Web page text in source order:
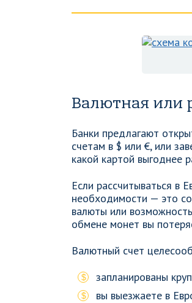
Валютная или
Банки предлагают
счетам в $ или €, или
какой картой выгоднее
Если рассчитываться в
необходимости — это
валюты или
обмене монет вы
Валютный счет
запланированы
вы выезжаете в